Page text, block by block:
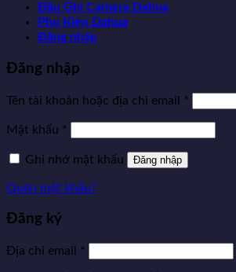
Đầu Ghi Camera Dahua
Phụ Kiện Dahua
Đăng nhập
Đăng nhập
Tên tài khoản hoặc địa chỉ email *
Mật khẩu *
Ghi nhớ mật khẩu Đăng nhập
Quên mật khẩu?
Đăng ký
Địa chỉ email *